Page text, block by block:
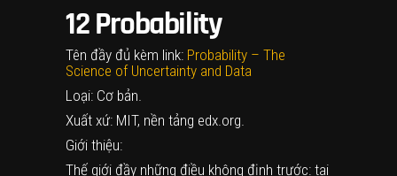
12 Probability
Tên đầy đủ kèm link: Probability – The
Science of Uncertainty and Data
Loại: Cơ bản.
Xuất xứ: MIT, nền tảng edx.org.
Giới thiệu:
Thế giới đầy những điều không định trước: tai